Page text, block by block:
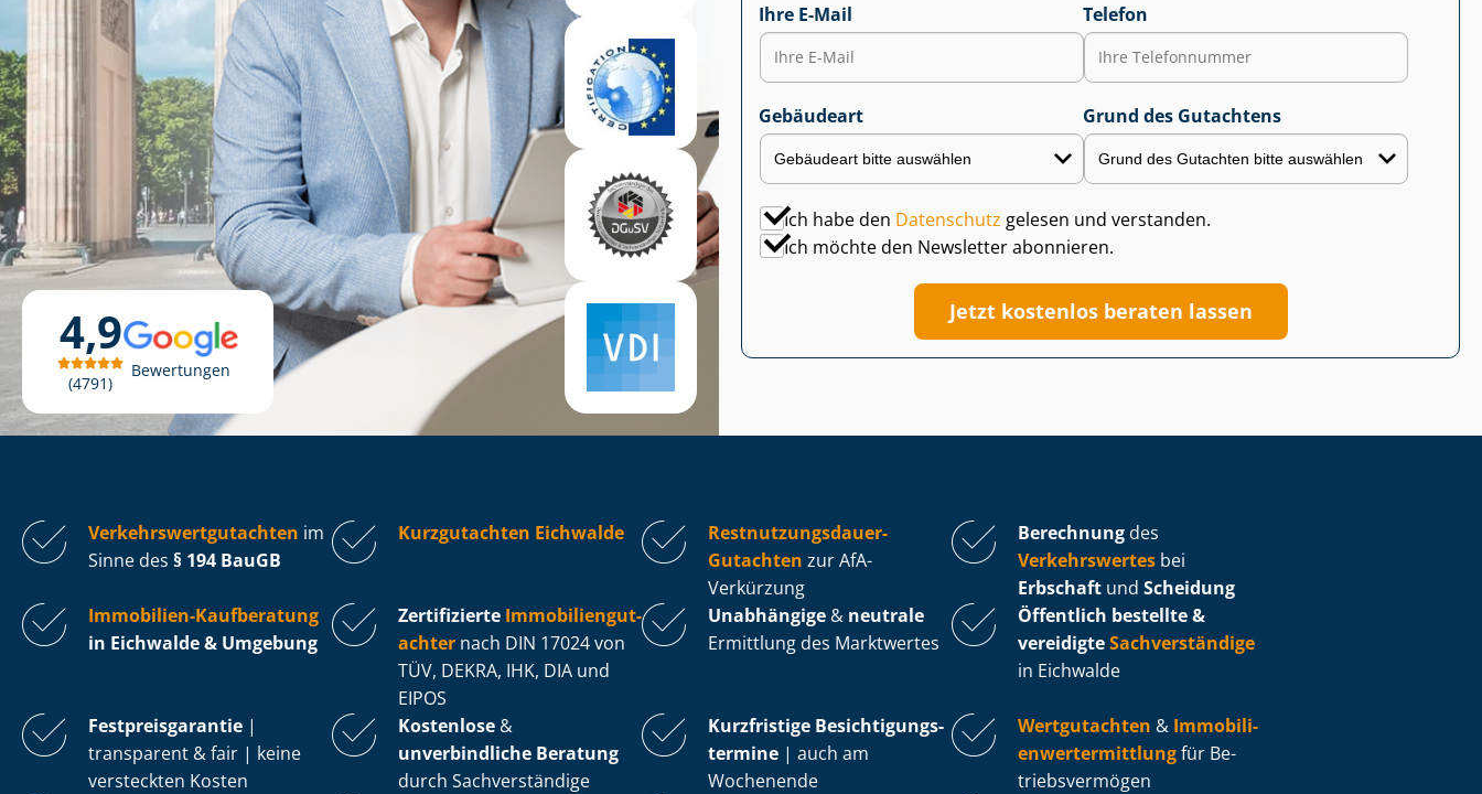
4,9
4791
Bewertungen
Ihre E-Mail Telefon
Gebäudeart Grund des Gutachtens
Ich habe den Datenschutz gelesen und verstanden.
Ich möchte den Newsletter abonnieren.
Jetzt kostenlos beraten lassen
Ver­kehrs­wert­gut­ach­ten im
Sinne des § 194 BauGB
Kurzgutachten Eichwalde
Rest­nut­zungs­dau­er-
Gutachten zur AfA-
Verkürzung
Berechnung des
Verkehrswertes bei
Erbschaft und Scheidung
Immobilien-Kaufberatung
in Eichwalde & Umgebung
Zertifizierte Im­mo­bi­li­en­gut­
ach­ter nach DIN 17024 von
TÜV, DEKRA, IHK, DIA und
EIPOS
Unabhängige & neutrale
Ermittlung des Marktwertes
Öffentlich bestellte &
vereidigteSachverständige
in Eichwalde
Fest­preis­ga­ran­tie |
transparent & fair | keine
versteckten Kosten
Kostenlose &
unverbindliche Beratung
durch Sachverständige
Kurzfristige Be­sich­ti­gungs­
ter­mi­ne | auch am
Wochenende
Wertgutachten & Im­mo­bi­li­
en­wert­ermitt­lungfür Be­
triebs­ver­mö­gen